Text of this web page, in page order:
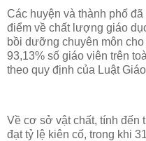
Các huyện và thành phố
điểm về chất lượng giáo
bồi dưỡng chuyên môn
93,13% số giáo viên trên
theo quy định của Luật
Về cơ sở vật chất, tính đến
đạt tỷ lệ kiên cố, trong khi